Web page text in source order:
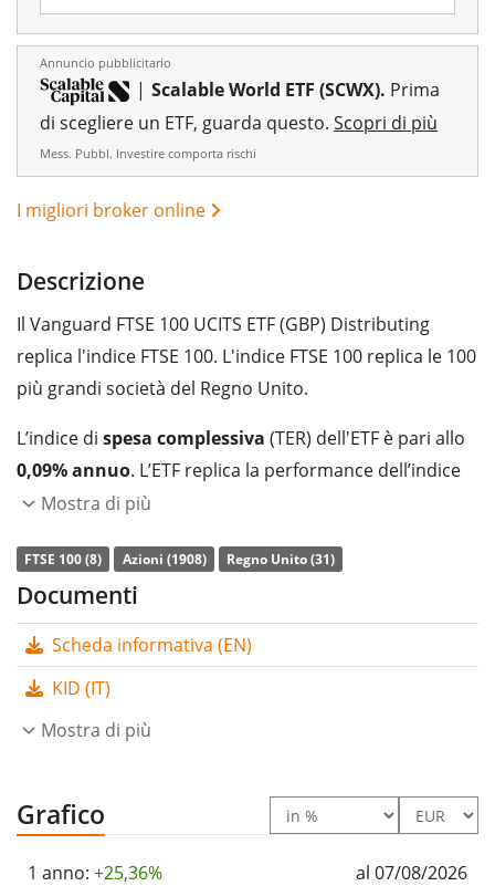
Annuncio pubblicitario
| Scalable World ETF (SCWX). Prima
di scegliere un ETF, guarda questo. Scopri di più
Mess. Pubbl. Investire comporta rischi
I migliori broker online
Descrizione
Il Vanguard FTSE 100 UCITS ETF (GBP) Distributing
replica l'indice FTSE 100. L'indice FTSE 100 replica le 100
più grandi società del Regno Unito.
L’indice di spesa complessiva (TER) dell'ETF è pari allo
0,09% annuo. L’ETF replica la performance dell’indice
sottostante con
distribuitiagli investitori (Trimestralmente).
un ETF di dimensioni molto grandi con un
gestito pari a 5.511 mln di Euro
Irlanda.
Mostra di più
FTSE 100 (8) Azioni (1908) Regno Unito (31)
Documenti
Scheda informativa (EN)
KID (IT)
Mostra di più
Grafico
1 anno: +25,36% al 07/08/2026